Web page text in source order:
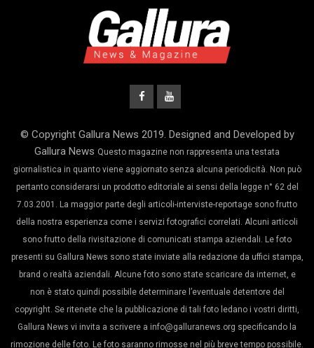
© Copyright Gallura News 2019. Designed and Developed by
Gallura News Questo magazine non rappresenta una testata
giornalistica in quanto viene aggiornato senza alcuna periodicità. Non può
pertanto considerarsi un prodotto editoriale ai sensi della legge n° 62 del
7.03.2001. La maggior parte degli articoli-interviste-reportage sono frutto
della nostra esperienza come i servizi fotografici correlati. Alcuni articoli
sono frutto della rivisitazione di comunicati stampa aziendali. Le foto
presenti su Gallura News sono state inviate alla redazione da uffici stampa,
brand o realtà aziendali. Alcune foto sono state scaricare da internet, e
non è stato quindi possibile determinare l’eventuale detentore del
copyright. Se ritenete che la pubblicazione di tali foto ledano i vostri diritti,
Gallura News vi invita a scrivere a info@galluranews.org specificando la
rimozione delle foto. Le foto saranno rimosse nel più breve tempo possibile.